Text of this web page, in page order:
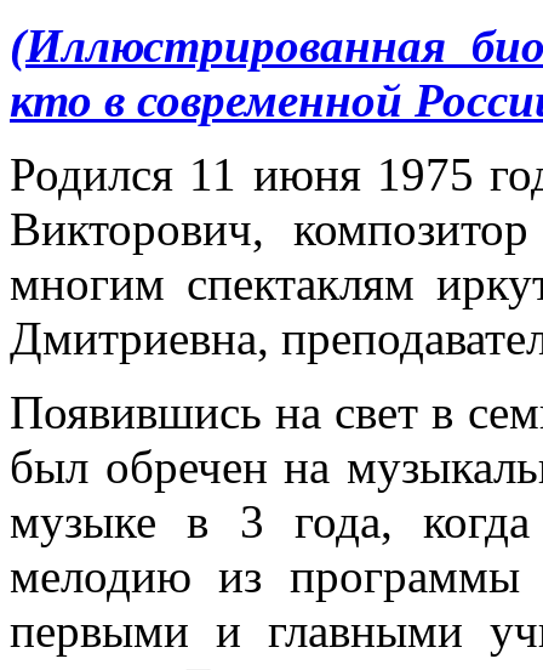
(Иллюстрированная
кто в современной
Родился 11 июня 1975
Викторович,
многим спектаклям
Дмитриевна,
Появившись на свет в
был обречен на
музыке в 3 года, когда
мелодию из программы
первыми и главными